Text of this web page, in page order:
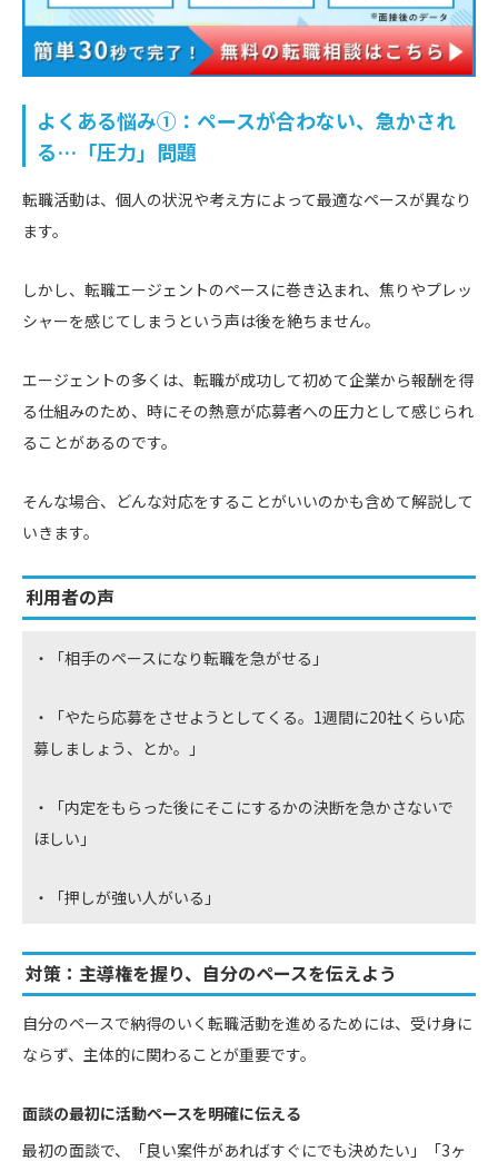
よくある悩み①：ペースが合わない、急かされ
る…「圧力」問題
転職活動は、個人の状況や考え方によって最適なペースが異なり
ます。
しかし、転職エージェントのペースに巻き込まれ、焦りやプレッ
シャーを感じてしまうという声は後を絶ちません。
エージェントの多くは、転職が成功して初めて企業から報酬を得
る仕組みのため、時にその熱意が応募者への圧力として感じられ
ることがあるのです。
そんな場合、どんな対応をすることがいいのかも含めて解説して
いきます。
利用者の声
・「相手のペースになり転職を急がせる」
・「やたら応募をさせようとしてくる。1週間に20社くらい応
募しましょう、とか。」
・「内定をもらった後にそこにするかの決断を急かさないで
ほしい」
・「押しが強い人がいる」
対策：主導権を握り、自分のペースを伝えよう
自分のペースで納得のいく転職活動を進めるためには、受け身に
ならず、主体的に関わることが重要です。
面談の最初に活動ペースを明確に伝える
最初の面談で、「良い案件があればすぐにでも決めたい」「3ヶ